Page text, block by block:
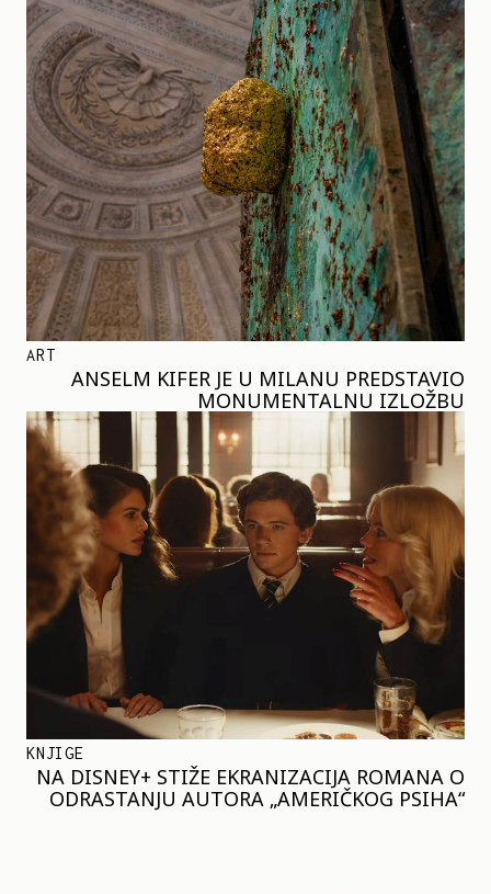
ART
ANSELM KIFER JE U MILANU PREDSTAVIO
MONUMENTALNU IZLOŽBU
KNJIGE
NA DISNEY+ STIŽE EKRANIZACIJA ROMANA O
ODRASTANJU AUTORA „AMERIČKOG PSIHA“